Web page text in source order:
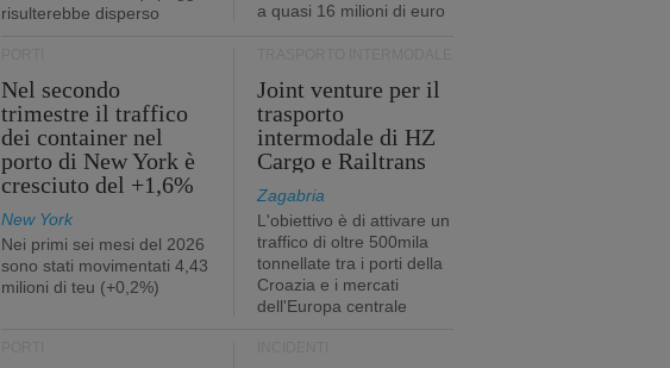
risulterebbe disperso
a quasi 16 milioni di euro
Nel secondo
trimestre il traffico
dei container nel
porto di New York è
cresciuto del +1,6%
New York
Nei primi sei mesi del 2026
sono stati movimentati 4,43
milioni di teu (+0,2%)
Joint venture per il
trasporto
intermodale di HZ
Cargo e Railtrans
Zagabria
L'obiettivo è di attivare un
traffico di oltre 500mila
tonnellate tra i porti della
Croazia e i mercati
dell'Europa centrale